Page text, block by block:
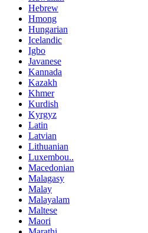
Hebrew
Hmong
Hungarian
Icelandic
Igbo
Javanese
Kannada
Kazakh
Khmer
Kurdish
Kyrgyz
Latin
Latvian
Lithuanian
Luxembou..
Macedonian
Malagasy
Malay
Malayalam
Maltese
Maori